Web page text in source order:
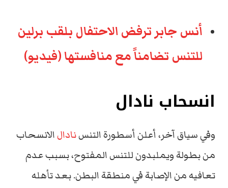
أنس جابر ترفض الاحتفال بلقب برلين
للتنس تضامناً مع منافستها (فيديو)
انسحاب نادال
وفي سياق آخر، أعلن أسطورة التنسنادالالانسحاب
من بطولة ويملبدون للتنس المفتوح، بسبب عدم
تعافيه من الإصابة في منطقة البطن. بعد تأهله